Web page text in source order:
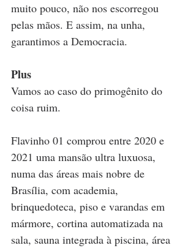
muito pouco, não nos escorregou
pelas mãos. E assim, na unha,
garantimos a Democracia.
Plus
Vamos ao caso do primogênito do
coisa ruim.
Flavinho 01 comprou entre 2020 e
2021 uma mansão ultra luxuosa,
numa das áreas mais nobre de
Brasília, com academia,
brinquedoteca, piso e varandas em
mármore, cortina automatizada na
sala, sauna integrada à piscina, área